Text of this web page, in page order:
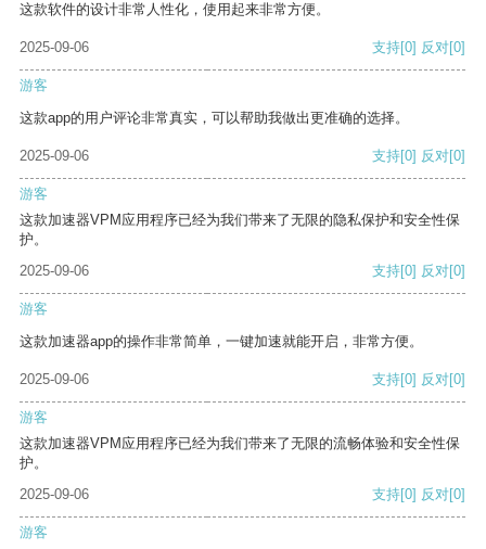
这款软件的设计非常人性化，使用起来非常方便。
2025-09-06 支持[0] 反对[0]
游客
这款app的用户评论非常真实，可以帮助我做出更准确的选择。
2025-09-06 支持[0] 反对[0]
游客
这款加速器VPM应用程序已经为我们带来了无限的隐私保护和安全性保
护。
2025-09-06
支持[0] 反对[0]
游客
这款加速器app的操作非常简单，一键加速就能开启，非常方便。
2025-09-06 支持[0] 反对[0]
游客
这款加速器VPM应用程序已经为我们带来了无限的流畅体验和安全性保
护。
2025-09-06
支持[0] 反对[0]
游客